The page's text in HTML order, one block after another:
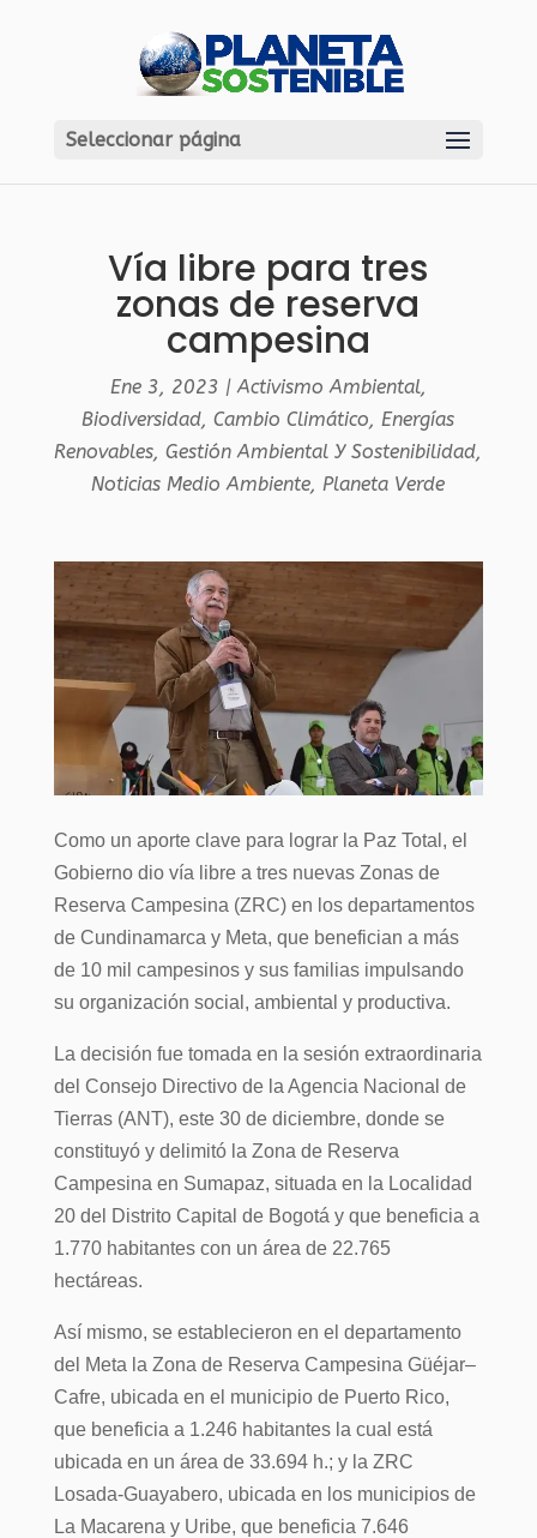
Seleccionar página
Vía libre para tres
zonas de reserva
campesina
Ene 3, 2023 |Activismo Ambiental,
Biodiversidad,Cambio Climático,Energías
Renovables,Gestión Ambiental Y Sostenibilidad,
Noticias Medio Ambiente,Planeta Verde
Como un aporte clave para lograr la Paz Total, el
Gobierno dio vía libre a tres nuevas Zonas de
Reserva Campesina (ZRC) en los departamentos
de Cundinamarca y Meta, que benefician a más
de 10 mil campesinos y sus familias impulsando
su organización social, ambiental y productiva.
La decisión fue tomada en la sesión extraordinaria
del Consejo Directivo de la Agencia Nacional de
Tierras (ANT), este 30 de diciembre, donde se
constituyó y delimitó la Zona de Reserva
Campesina en Sumapaz, situada en la Localidad
20 del Distrito Capital de Bogotá y que beneficia a
1.770 habitantes con un área de 22.765
hectáreas.
Así mismo, se establecieron en el departamento
del Meta la Zona de Reserva Campesina Güéjar–
Cafre, ubicada en el municipio de Puerto Rico,
que beneficia a 1.246 habitantes la cual está
ubicada en un área de 33.694 h.; y la ZRC
Losada-Guayabero, ubicada en los municipios de
La Macarena y Uribe, que beneficia 7.646